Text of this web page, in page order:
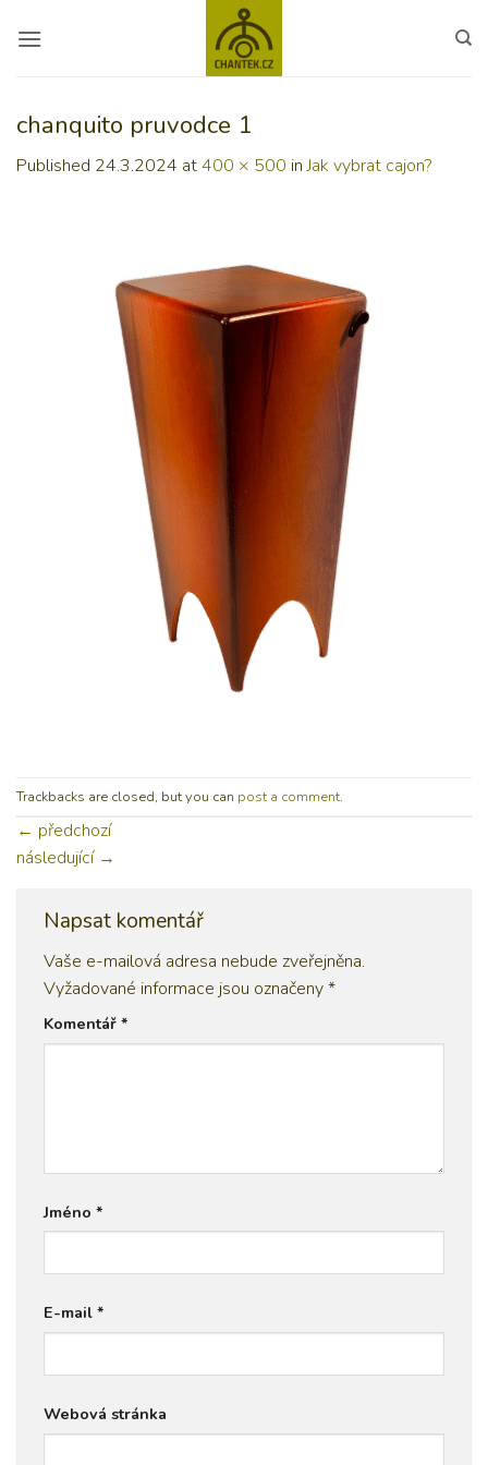
chanquito pruvodce 1
Published 24.3.2024 at400 × 500 inJak vybrat cajon?
Trackbacks are closed, but you can post a comment.
← předchozí
následující →
Napsat komentář
Vaše e-mailová adresa nebude zveřejněna.
Vyžadované informace jsou označeny*
Komentář *
Jméno *
E-mail *
Webová stránka